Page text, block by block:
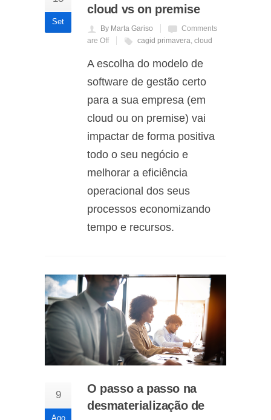
Set
cloud vs on premise
By Marta Gariso
Comments
are Off
cagid primavera, cloud
A escolha do modelo de
software de gestão certo
para a sua empresa (em
cloud ou on premise) vai
impactar de forma positiva
todo o seu negócio e
melhorar a eficiência
operacional dos seus
processos economizando
tempo e recursos.
9
Ago
O passo a passo na
desmaterialização de